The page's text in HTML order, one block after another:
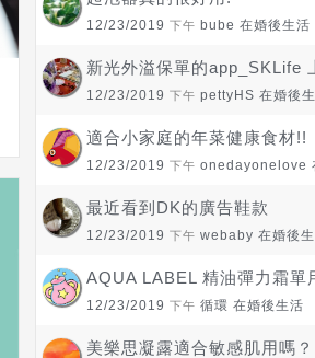
12/23/2019 下午 bube 在婚後生活
新光外溢保單的app_SKLife
12/23/2019 下午 pettyHS 在婚後
適合小家庭的年菜健康食材!!
12/23/2019 下午 onedayonelove
最近看到DK的廣告鞋款
12/23/2019 下午 webaby 在婚後
AQUA LABEL 精油彈力霜單
12/23/2019 下午 循環 在婚後生活
美樂思凝露適合敏感肌用嗎？